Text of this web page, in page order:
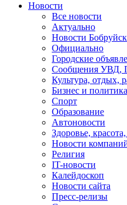
Новости
Все новости
Актуально
Новости
Официально
Городские
Сообщения УВД,
Культура, отдых,
Бизнес и политика
Спорт
Образование
Автоновости
Здоровье,
Новости
Религия
IT-новости
Калейдоскоп
Новости сайта
Пресс-релизы